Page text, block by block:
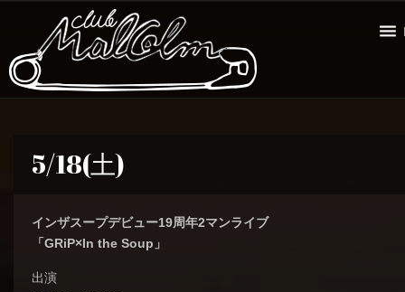
5/18(土)
インザスープデビュー19周年2マンライブ
「GRiP×In the Soup」
出演